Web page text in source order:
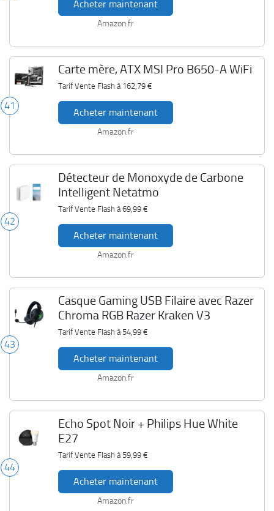
Acheter maintenant
Amazon.fr
41
Carte mère, ATX MSI Pro B650-A WiFi
Tarif Vente Flash à 162,79 €
Acheter maintenant
Amazon.fr
42
Détecteur de Monoxyde de Carbone
Intelligent Netatmo
Tarif Vente Flash à69,99 €
Acheter maintenant
Amazon.fr
43
Casque Gaming USB Filaire avec Razer
Chroma RGB Razer Kraken V3
Tarif Vente Flash à 54,99 €
Acheter maintenant
Amazon.fr
44
Echo Spot Noir + Philips Hue White
E27
Tarif Vente Flash à 59,99 €
Acheter maintenant
Amazon.fr